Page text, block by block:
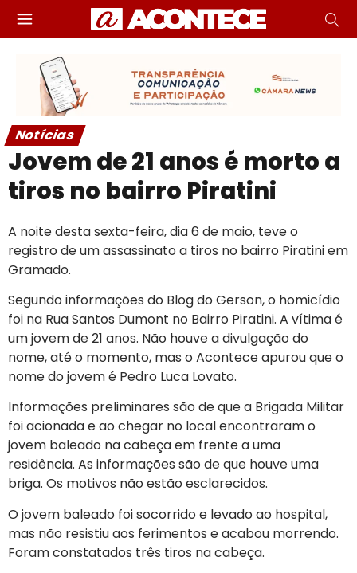
Notícias
Jovem de 21 anos é morto a
tiros no bairro Piratini
A noite desta sexta-feira, dia 6 de maio, teve o
registro de um assassinato a tiros no bairro Piratini em
Gramado.
Segundo informações do Blog do Gerson, o homicídio
foi na Rua Santos Dumont no Bairro Piratini. A vítima é
um jovem de 21 anos. Não houve a divulgação do
nome, até o momento, mas o Acontece apurou que o
nome do jovem é Pedro Luca Lovato.
Informações preliminares são de que a Brigada Militar
foi acionada e ao chegar no local encontraram o
jovem baleado na cabeça em frente a uma
residência. As informações são de que houve uma
briga. Os motivos não estão esclarecidos.
O jovem baleado foi socorrido e levado ao hospital,
mas não resistiu aos ferimentos e acabou morrendo.
Foram constatados três tiros na cabeça.